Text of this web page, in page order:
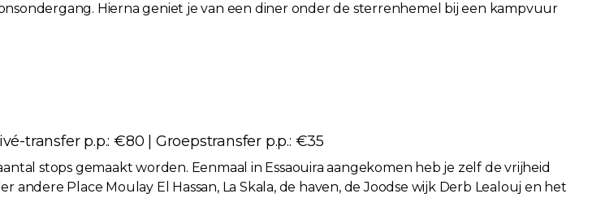
Hierna geniet je van een diner onder de sterrenhemel bij een kampvuur
transfer p.p.: €80 | Groepstransfer p.p.: €35
stops gemaakt worden. Eenmaal in Essaouira aangekomen heb je zelf de vrijheid
andere Place Moulay El Hassan, La Skala, de haven, de Joodse wijk Derb Lealouj en het